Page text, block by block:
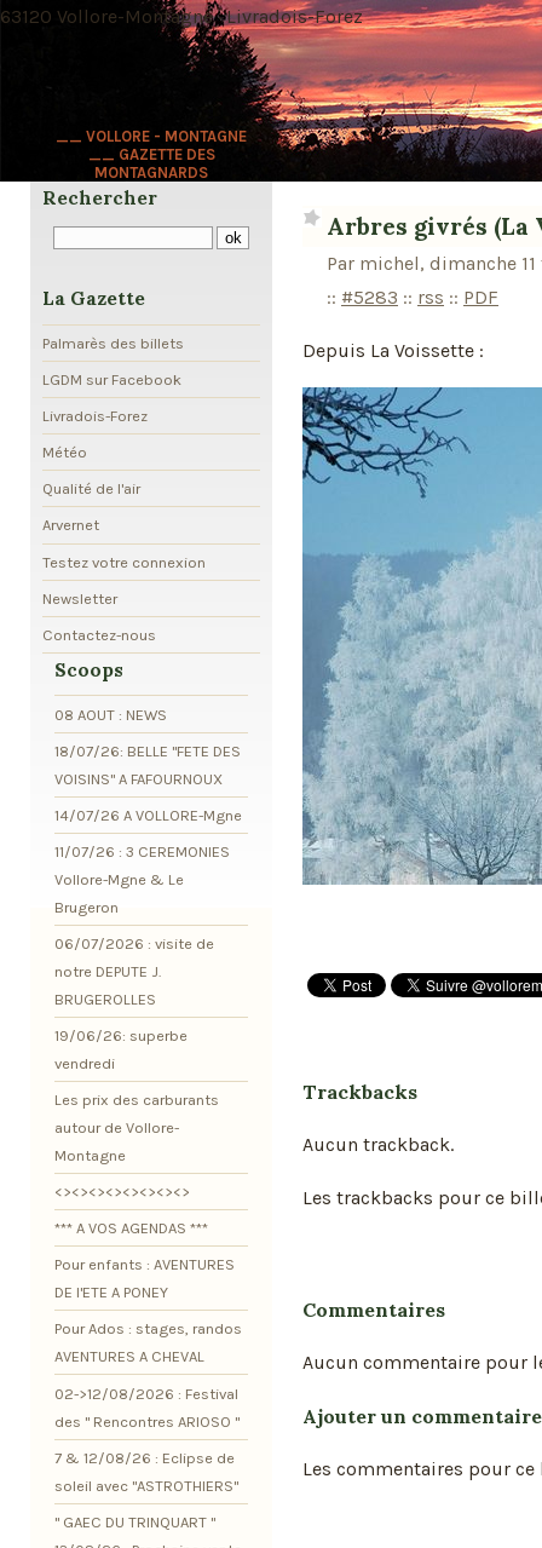
__ VOLLORE - MONTAGNE
__ GAZETTE DES
MONTAGNARDS
63120 Vollore-Montagne · Livradois-Forez
Arbres givrés (La
Par michel, dimanche
:: #5283 :: rss :: PDF
Depuis La Voissette :
Trackbacks
Aucun trackback.
Les trackbacks pour ce
Commentaires
Aucun commentaire pour
Ajouter un commentaire
Les commentaires pour
Rechercher
La Gazette
Palmarès des billets
LGDM sur Facebook
Livradois-Forez
Météo
Qualité de l'air
Arvernet
Testez votre connexion
Newsletter
Contactez-nous
Scoops
08 AOUT : NEWS
18/07/26: BELLE "FETE DES
VOISINS" A FAFOURNOUX
14/07/26 A VOLLORE-Mgne
11/07/26 : 3 CEREMONIES
Vollore-Mgne & Le
Brugeron
06/07/2026 : visite de
notre DEPUTE J.
BRUGEROLLES
19/06/26: superbe
vendredi
Les prix des carburants
autour de Vollore-
Montagne
<><><><><><><><>
*** A VOS AGENDAS ***
Pour enfants : AVENTURES
DE l'ETE A PONEY
Pour Ados : stages, randos
AVENTURES A CHEVAL
02->12/08/2026 : Festival
des " Rencontres ARIOSO "
7 & 12/08/26 : Eclipse de
soleil avec "ASTROTHIERS"
" GAEC DU TRINQUART "